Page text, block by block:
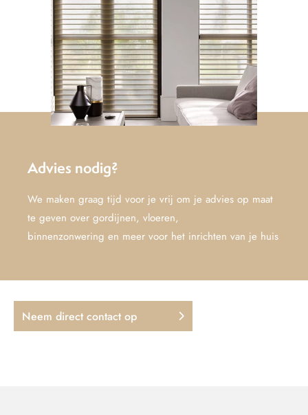
Advies nodig?
We maken graag tijd voor je vrij om je advies op maat
te geven over gordijnen, vloeren,
binnenzonwering en meer voor het inrichten van je huis
Neem direct contact op